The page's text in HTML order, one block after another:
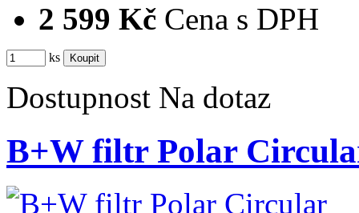
2 599 Kč Cena s DPH
ks
Dostupnost Na dotaz
B+W filtr Polar